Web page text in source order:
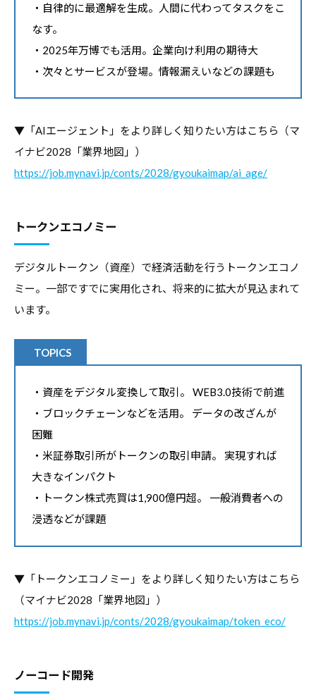
・自律的に最適解を生成。人間に代わってタスクをこ
なす。
・2025年万博でも活用。企業向け利用の期待大
・次々とサービスが登場。情報漏えいなどの課題も
▼「AIエージェント」をより詳しく知りたい方はこちら（マ
イナビ2028「業界地図」）
https://job.mynavi.jp/conts/2028/gyoukaimap/ai_age/
トークンエコノミー
デジタルトークン（資産）で経済活動を行うトークンエコノ
ミー。一部ですでに実用化され、将来的に拡大が見込まれて
います。
TOPICS
・資産をデジタル変換して取引。 WEB3.0技術で前進
・ブロックチェーンなどを活用。 データの改ざんが
困難
・米証券取引所がトークンの取引申請。 実現すれば
大きなインパクト
・トークン株式売買は1,900億円超。 一般消費者への
浸透などが課題
▼「トークンエコノミー」をより詳しく知りたい方はこちら
（マイナビ2028「業界地図」）
https://job.mynavi.jp/conts/2028/gyoukaimap/token_eco/
ノーコード開発